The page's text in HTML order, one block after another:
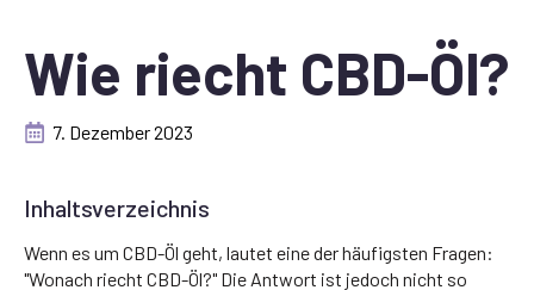
Wie riecht CBD-Öl?
7. Dezember 2023
Wenn es um CBD-Öl geht, lautet eine der häufigsten Fragen:
"Wonach riecht CBD-Öl?" Die Antwort ist jedoch nicht so
Inhaltsverzeichnis